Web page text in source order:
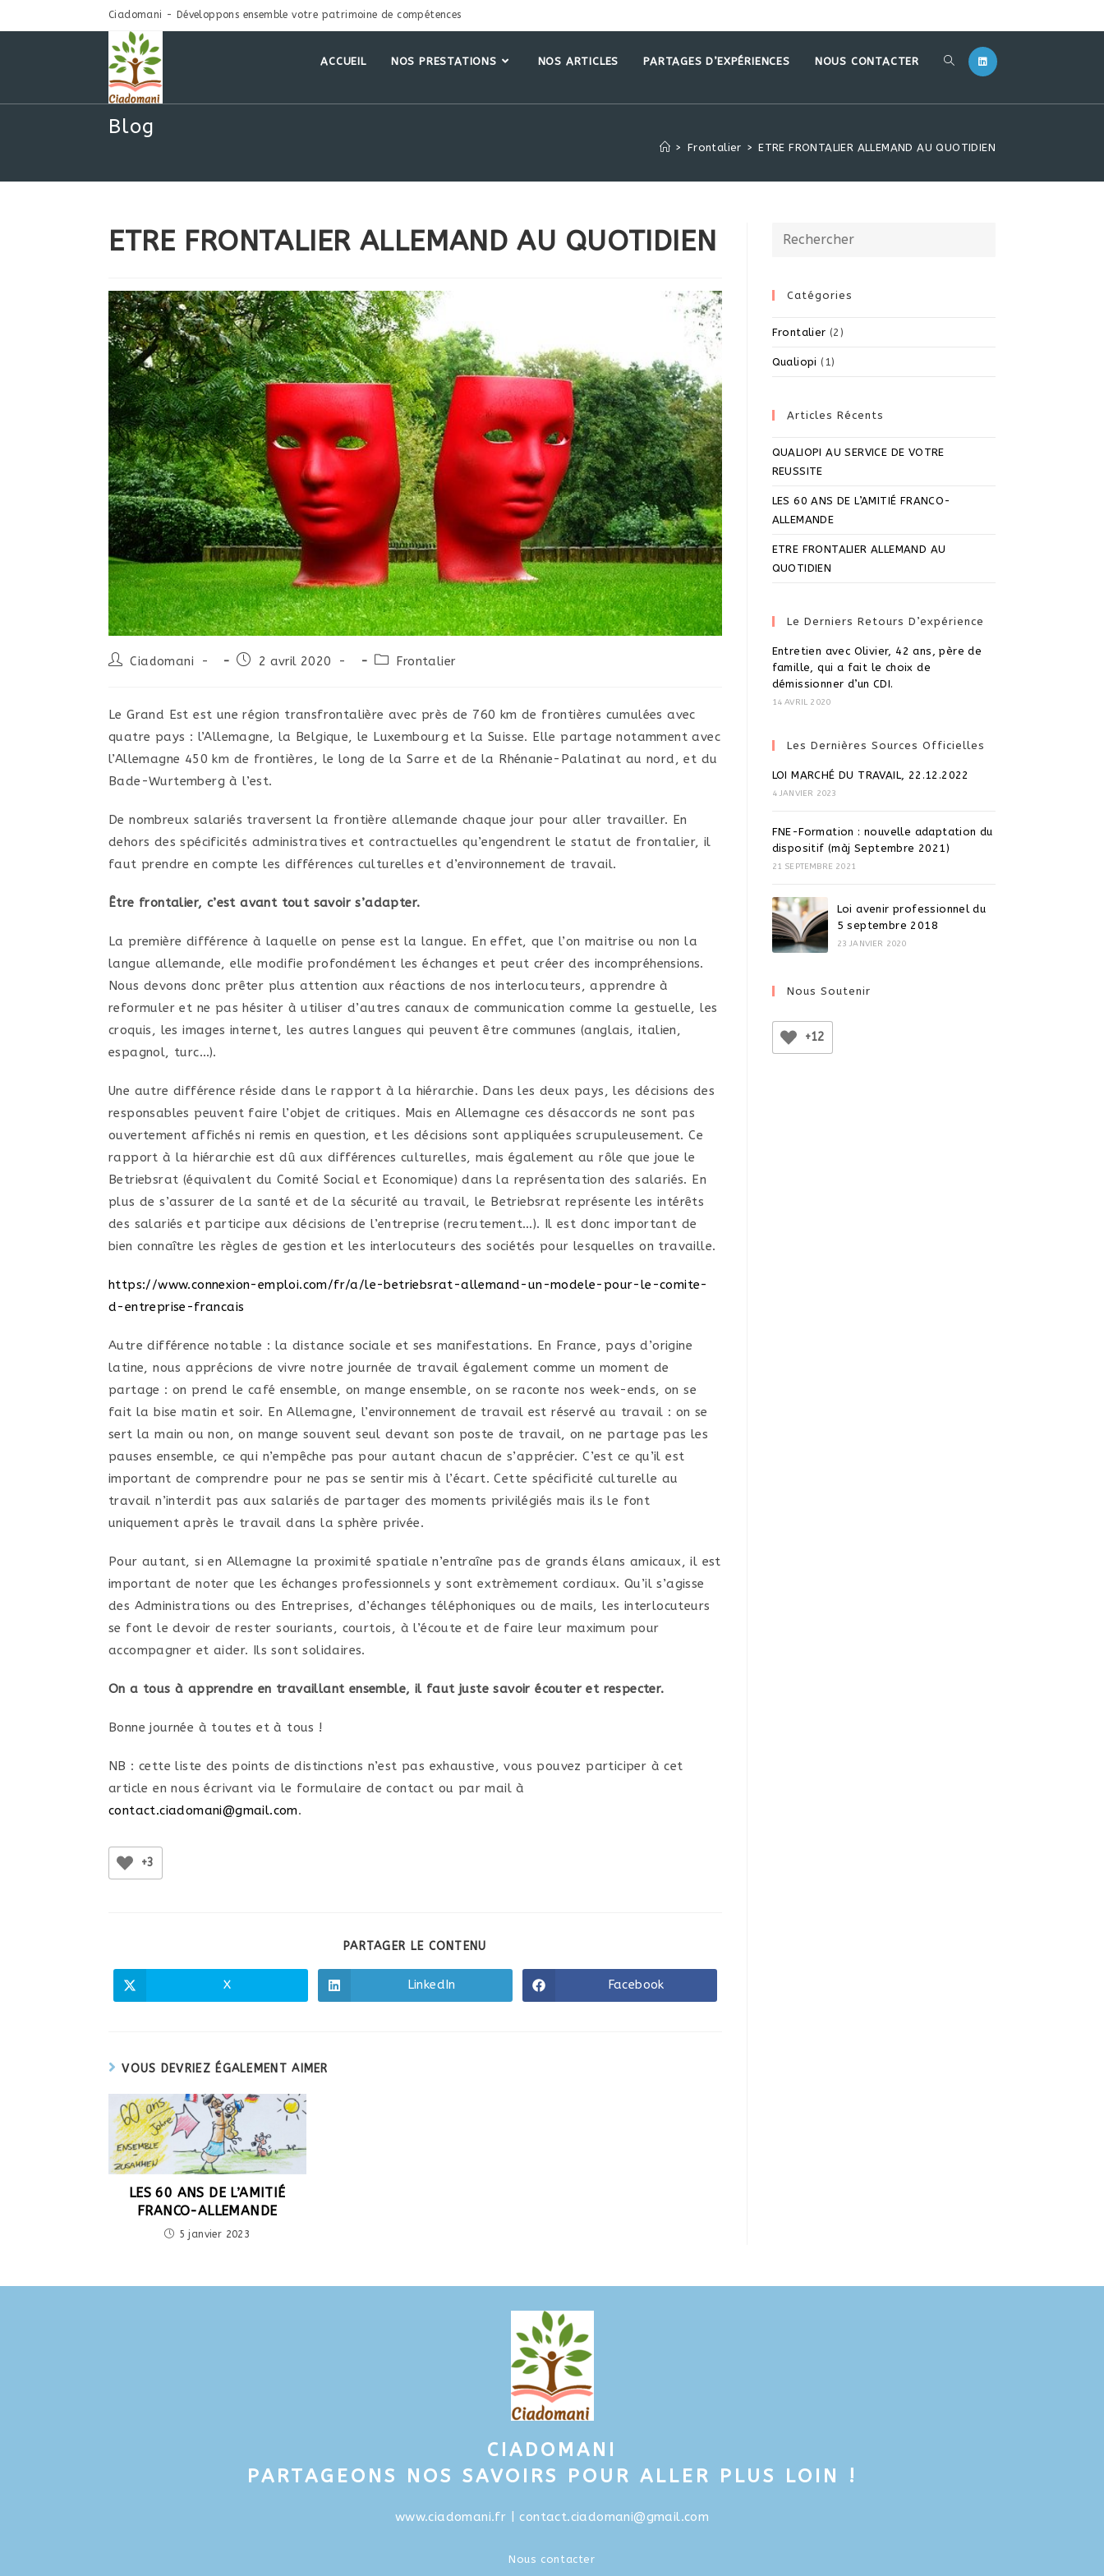
Ciadomani - Développons ensemble votre patrimoine de compétences
ACCUEIL NOS PRESTATIONS NOS ARTICLES PARTAGES D’EXPÉRIENCES NOUS CONTACTER
Blog
> Frontalier > ETRE FRONTALIER ALLEMAND AU QUOTIDIEN
ETRE FRONTALIER ALLEMAND AU QUOTIDIEN
Ciadomani - 2 avril 2020 - Frontalier
Le Grand Est est une région transfrontalière avec près de 760 km de frontières cumulées avec
quatre pays : l’Allemagne, la Belgique, le Luxembourg et la Suisse. Elle partage notamment avec
l’Allemagne 450 km de frontières, le long de la Sarre et de la Rhénanie-Palatinat au nord, et du
Bade-Wurtemberg à l’est.
De nombreux salariés traversent la frontière allemande chaque jour pour aller travailler. En
dehors des spécificités administratives et contractuelles qu’engendrent le statut de frontalier, il
faut prendre en compte les différences culturelles et d’environnement de travail.
Être frontalier, c’est avant tout savoir s’adapter.
La première différence à laquelle on pense est la langue. En effet, que l’on maitrise ou non la
langue allemande, elle modifie profondément les échanges et peut créer des incompréhensions.
Nous devons donc prêter plus attention aux réactions de nos interlocuteurs, apprendre à
reformuler et ne pas hésiter à utiliser d’autres canaux de communication comme la gestuelle, les
croquis, les images internet, les autres langues qui peuvent être communes (anglais, italien,
espagnol, turc…).
Une autre différence réside dans le rapport à la hiérarchie. Dans les deux pays, les décisions des
responsables peuvent faire l’objet de critiques. Mais en Allemagne ces désaccords ne sont pas
ouvertement affichés ni remis en question, et les décisions sont appliquées scrupuleusement. Ce
rapport à la hiérarchie est dû aux différences culturelles, mais également au rôle que joue le
Betriebsrat (équivalent du Comité Social et Economique) dans la représentation des salariés. En
plus de s’assurer de la santé et de la sécurité au travail, le Betriebsrat représente les intérêts
des salariés et participe aux décisions de l’entreprise (recrutement…). Il est donc important de
bien connaître les règles de gestion et les interlocuteurs des sociétés pour lesquelles on travaille.
https://www.connexion-emploi.com/fr/a/le-betriebsrat-allemand-un-modele-pour-le-comite-
d-entreprise-francais
Autre différence notable : la distance sociale et ses manifestations. En France, pays d’origine
latine, nous apprécions de vivre notre journée de travail également comme un moment de
partage : on prend le café ensemble, on mange ensemble, on se raconte nos week-ends, on se
fait la bise matin et soir. En Allemagne, l’environnement de travail est réservé au travail : on se
sert la main ou non, on mange souvent seul devant son poste de travail, on ne partage pas les
pauses ensemble, ce qui n’empêche pas pour autant chacun de s’apprécier. C’est ce qu’il est
important de comprendre pour ne pas se sentir mis à l’écart. Cette spécificité culturelle au
travail n’interdit pas aux salariés de partager des moments privilégiés mais ils le font
uniquement après le travail dans la sphère privée.
Pour autant, si en Allemagne la proximité spatiale n’entraîne pas de grands élans amicaux, il est
important de noter que les échanges professionnels y sont extrèmement cordiaux. Qu’il s’agisse
des Administrations ou des Entreprises, d’échanges téléphoniques ou de mails, les interlocuteurs
se font le devoir de rester souriants, courtois, à l’écoute et de faire leur maximum pour
accompagner et aider. Ils sont solidaires.
On a tous à apprendre en travaillant ensemble, il faut juste savoir écouter et respecter.
Bonne journée à toutes et à tous !
NB : cette liste des points de distinctions n’est pas exhaustive, vous pouvez participer à cet
article en nous écrivant via le formulaire de contact ou par mail à
contact.ciadomani@gmail.com.
+3
PARTAGER LE CONTENU
X LinkedIn Facebook
VOUS DEVRIEZ ÉGALEMENT AIMER
LES 60 ANS DE L’AMITIÉ
FRANCO-ALLEMANDE
5 janvier 2023
Catégories
Frontalier (2)
Qualiopi (1)
Articles Récents
QUALIOPI AU SERVICE DE VOTRE
REUSSITE
LES 60 ANS DE L’AMITIÉ FRANCO-
ALLEMANDE
ETRE FRONTALIER ALLEMAND AU
QUOTIDIEN
Le Derniers Retours D’expérience
Entretien avec Olivier, 42 ans, père de
famille, qui a fait le choix de
démissionner d’un CDI.
14 AVRIL 2020
Les Dernières Sources Officielles
LOI MARCHÉ DU TRAVAIL, 22.12.2022
4 JANVIER 2023
FNE-Formation : nouvelle adaptation du
dispositif (màj Septembre 2021)
21 SEPTEMBRE 2021
Loi avenir professionnel du
5 septembre 2018
23 JANVIER 2020
Nous Soutenir
+12
CIADOMANI
PARTAGEONS NOS SAVOIRS POUR ALLER PLUS LOIN !
www.ciadomani.fr | contact.ciadomani@gmail.com
Nous contacter